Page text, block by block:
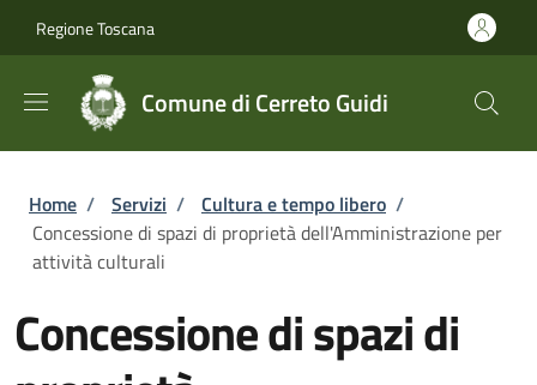
Regione Toscana
Comune di Cerreto Guidi
Briciole di pane
Home / Servizi / Cultura e tempo libero /
Concessione di spazi di proprietà dell'Amministrazione per
attività culturali
Concessione di spazi di